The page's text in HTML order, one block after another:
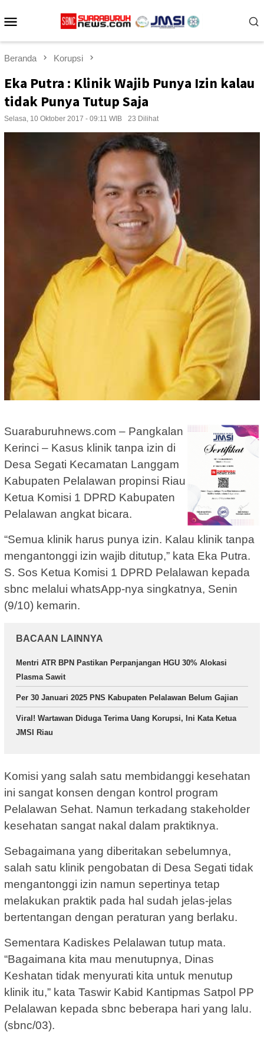
ke
Beranda Korupsi
Eka Putra : Klinik Wajib Punya Izin kalau
tidak Punya Tutup Saja
Selasa, 10 Oktober 2017 - 09:11 WIB 23 Dilihat
Suaraburuhnews.com – Pangkalan
Kerinci – Kasus klinik tanpa izin di
Desa Segati Kecamatan Langgam
Kabupaten Pelalawan propinsi Riau
Ketua Komisi 1 DPRD Kabupaten
Pelalawan angkat bicara.
“Semua klinik harus punya izin. Kalau klinik tanpa
mengantonggi izin wajib ditutup,” kata Eka Putra.
S. Sos Ketua Komisi 1 DPRD Pelalawan kepada
sbnc melalui whatsApp-nya singkatnya, Senin
(9/10) kemarin.
BACAAN LAINNYA
Mentri ATR BPN Pastikan Perpanjangan HGU 30% Alokasi
Plasma Sawit
Per 30 Januari 2025 PNS Kabupaten Pelalawan Belum Gajian
Viral! Wartawan Diduga Terima Uang Korupsi, Ini Kata Ketua
JMSI Riau
Komisi yang salah satu membidanggi kesehatan
ini sangat konsen dengan kontrol program
Pelalawan Sehat. Namun terkadang stakeholder
kesehatan sangat nakal dalam praktiknya.
Sebagaimana yang diberitakan sebelumnya,
salah satu klinik pengobatan di Desa Segati tidak
mengantonggi izin namun sepertinya tetap
melakukan praktik pada hal sudah jelas-jelas
bertentangan dengan peraturan yang berlaku.
Sementara Kadiskes Pelalawan tutup mata.
“Bagaimana kita mau menutupnya, Dinas
Keshatan tidak menyurati kita untuk menutup
klinik itu,” kata Taswir Kabid Kantipmas Satpol PP
Pelalawan kepada sbnc beberapa hari yang lalu.
(sbnc/03).